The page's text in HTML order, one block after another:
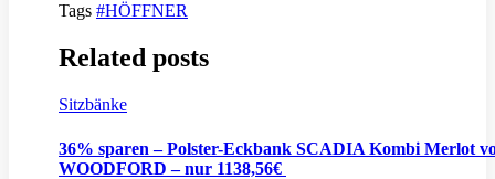
Tags #HÖFFNER
Related posts
Sitzbänke
36% sparen – Polster-Eckbank SCADIA Kombi Merlot
WOODFORD – nur 1138,56€